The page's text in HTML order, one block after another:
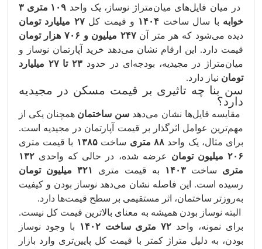
در میان فایل‌های میان‌متراژ نوساز، یک واحد
۱۰۹ متری ۳
خوابه با سال ساخت ۱۴۰۴ و قیمت کل۲۷ میلیارد تومان
دیده می‌شود که هر متر آن۲۴۷ میلیون و ۷۰۶ هزار تومان
قیمت دارد. این ارقام نشان می‌دهد خرید آپارتمان نوساز و
میان‌متراژ در مجیدیه، بودجه‌ای در حدود
۲۳ تا ۲۷ میلیارد
تومان نیاز دارد.
سن بنا چه تاثیری بر قیمت مسکن در مجیدیه
دارد؟
مقایسه فایل‌ها نشان می‌دهد سن ساختمان همچنان یکی از
مهم‌ترین عوامل اثرگذار بر قیمت آپارتمان در مجیدیه است.
برای مثال، یک واحد۸۸ متری ساخت۱۳۸۵ با قیمت متری
۲۰۶ میلیون تومان
عرضه شده، در حالی که واحدی۱۳۲
متری ساخت ۱۴۰۳ به قیمت متری
۳۲۱ میلیون تومان
رسیده است. این فاصله نشان می‌دهد نوساز بودن و کیفیت
به‌روزتر ساختمان، اثر مستقیمی بر سطح قیمت‌ها دارد.
البته نوساز بودن همیشه به معنای بالاترین قیمت کل نیست.
برای نمونه، واحد ۷۲ متری ساخت ۱۴۰۲
با وجود نوساز
بودن، به دلیل متراژ کمتر با قیمت کل پایین‌تری وارد بازار